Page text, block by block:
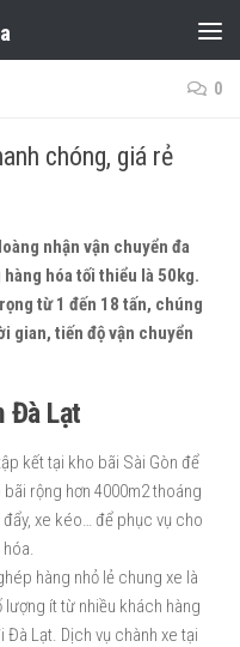
0
chóng, giá rẻ
nhận vận chuyển đa
hóa tối thiểu là 50kg.
từ 1 đến 18 tấn, chúng
gian, tiến độ vận chuyển
Đà Lạt
kết tại kho bãi Sài Gòn để
rộng hơn 4000m2 thoáng
xe kéo… để phục vụ cho
hàng nhỏ lẻ chung xe là
ít từ nhiều khách hàng
Đà Lạt. Dịch vụ chành xe tại